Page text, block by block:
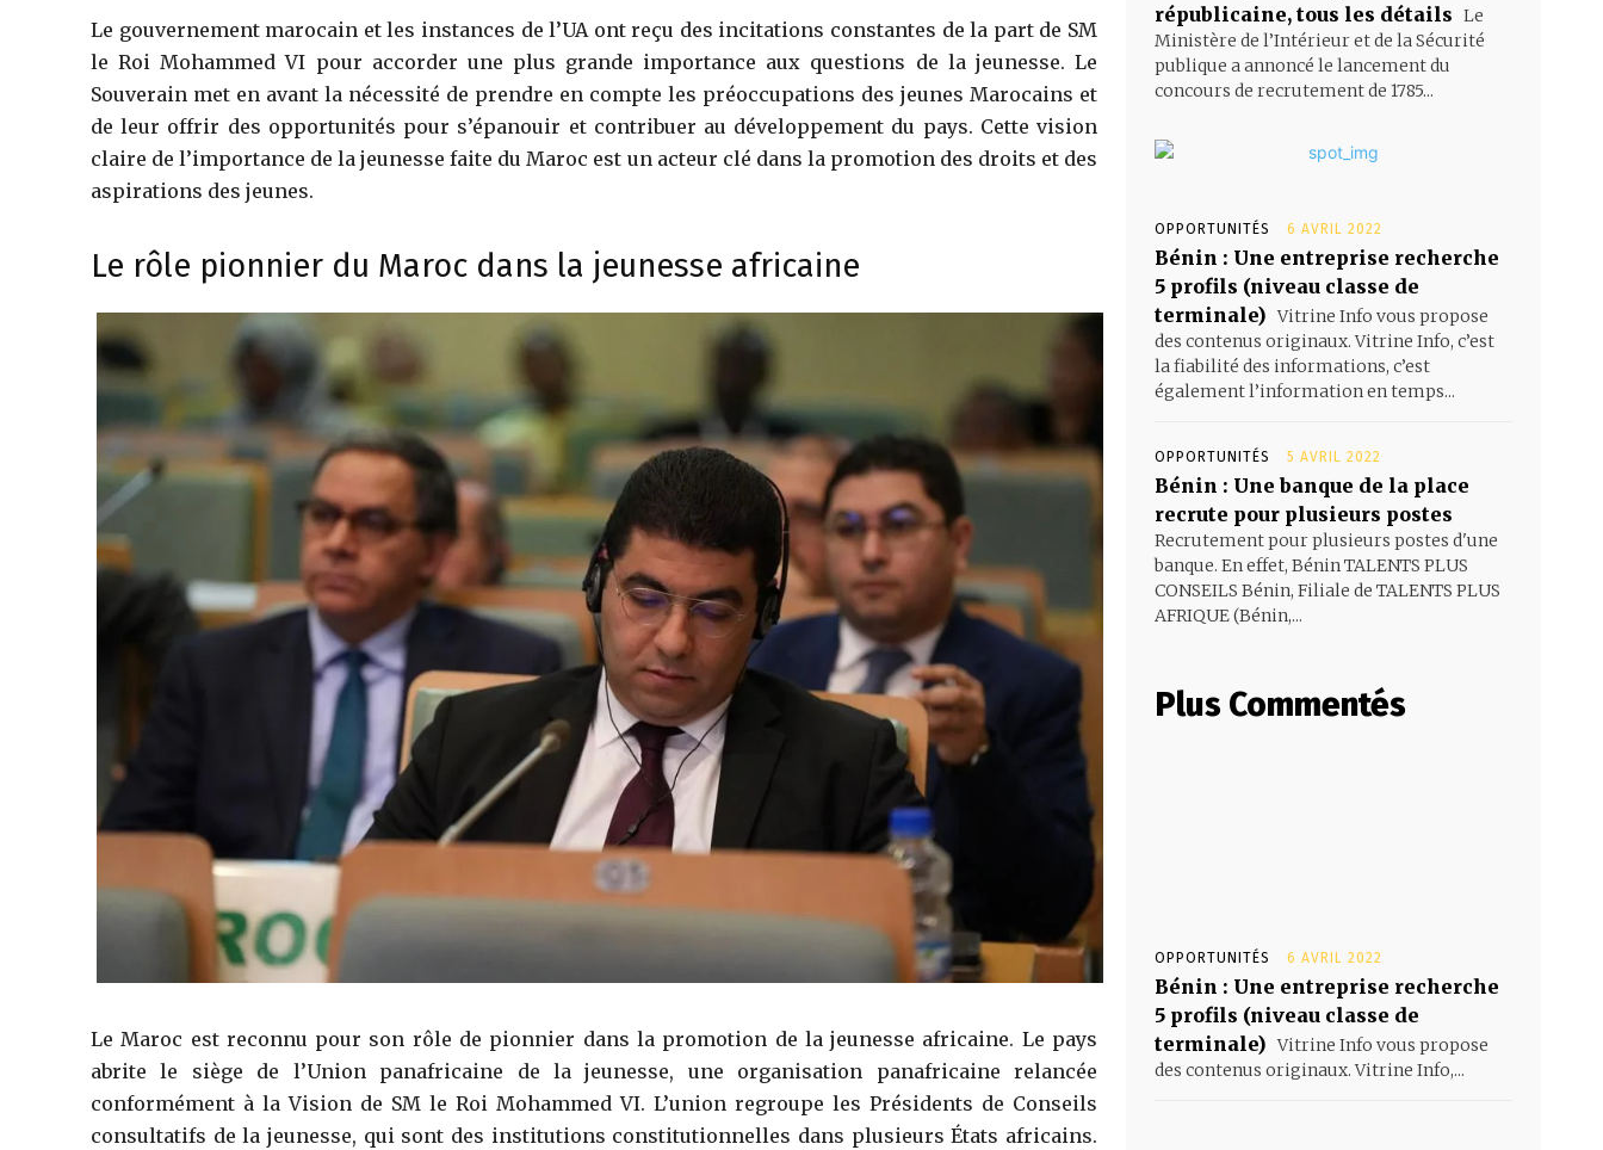
Le gouvernement marocain et les instances de l’UA ont reçu des incitations constantes de la part de SM
le Roi Mohammed VI pour accorder une plus grande importance aux questions de la jeunesse. Le
Souverain met en avant la nécessité de prendre en compte les préoccupations des jeunes Marocains et
de leur offrir des opportunités pour s’épanouir et contribuer au développement du pays. Cette vision
claire de l’importance de la jeunesse faite du Maroc est un acteur clé dans la promotion des droits et des
aspirations des jeunes.
Le rôle pionnier du Maroc dans la jeunesse africaine
Le Maroc est reconnu pour son rôle de pionnier dans la promotion de la jeunesse africaine. Le pays
abrite le siège de l’Union panafricaine de la jeunesse, une organisation panafricaine relancée
conformément à la Vision de SM le Roi Mohammed VI. L’union regroupe les Présidents de Conseils
consultatifs de la jeunesse, qui sont des institutions constitutionnelles dans plusieurs États africains.
républicaine, tous les détails Le
Ministère de l’Intérieur et de la Sécurité
publique a annoncé le lancement du
concours de recrutement de 1785...
OPPORTUNITÉS 6 AVRIL 2022
Bénin : Une entreprise recherche
5 profils (niveau classe de
terminale) Vitrine Info vous propose
des contenus originaux. Vitrine Info, c’est
la fiabilité des informations, c’est
également l’information en temps...
OPPORTUNITÉS 5 AVRIL 2022
Bénin : Une banque de la place
recrute pour plusieurs postes
Recrutement pour plusieurs postes d'une
banque. En effet, Bénin TALENTS PLUS
CONSEILS Bénin, Filiale de TALENTS PLUS
AFRIQUE (Bénin,...
Plus Commentés
OPPORTUNITÉS 6 AVRIL 2022
Bénin : Une entreprise recherche
5 profils (niveau classe de
terminale) Vitrine Info vous propose
des contenus originaux. Vitrine Info,...